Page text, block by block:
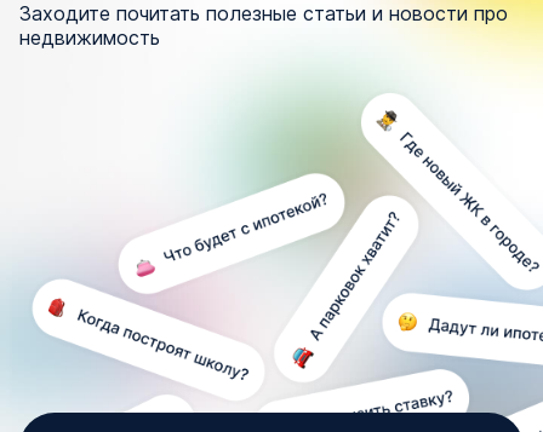
Заходите почитать полезные статьи и новости про
недвижимость